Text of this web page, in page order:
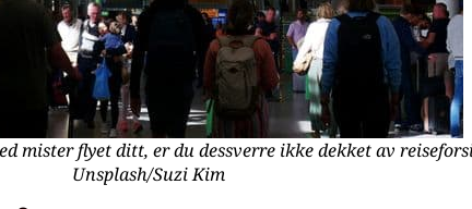
mister flyet ditt, er du dessverre ikke dekket av
Unsplash/Suzi Kim